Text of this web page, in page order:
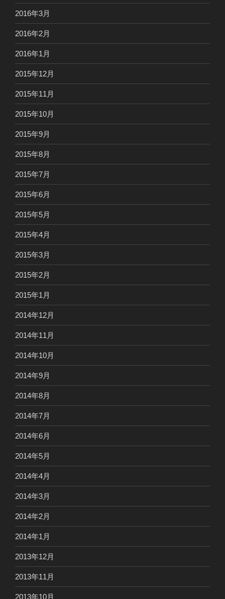
2016年3月
2016年2月
2016年1月
2015年12月
2015年11月
2015年10月
2015年9月
2015年8月
2015年7月
2015年6月
2015年5月
2015年4月
2015年3月
2015年2月
2015年1月
2014年12月
2014年11月
2014年10月
2014年9月
2014年8月
2014年7月
2014年6月
2014年5月
2014年4月
2014年3月
2014年2月
2014年1月
2013年12月
2013年11月
2013年10月